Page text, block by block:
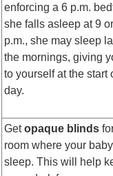
enforcing a 6 p.m.
she falls asleep at 9
p.m., she may sleep
the mornings, giving
to yourself at the start
day.
Getopaque blinds
room where your baby
sleep. This will help